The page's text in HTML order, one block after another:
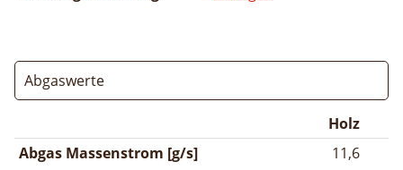
Abgaswerte
Holz
Abgas Massenstrom [g/s]
11,6